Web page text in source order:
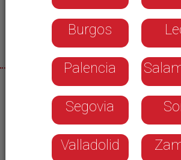
07/10/2025
La II Gala del Comercio de
distinciones en reconocimiento
empresarial, social o deportivo. El
Burgos
Palencia
Segovia
Valladolid